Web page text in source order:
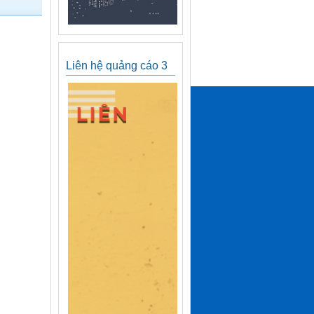
Liên hệ quảng cáo 3